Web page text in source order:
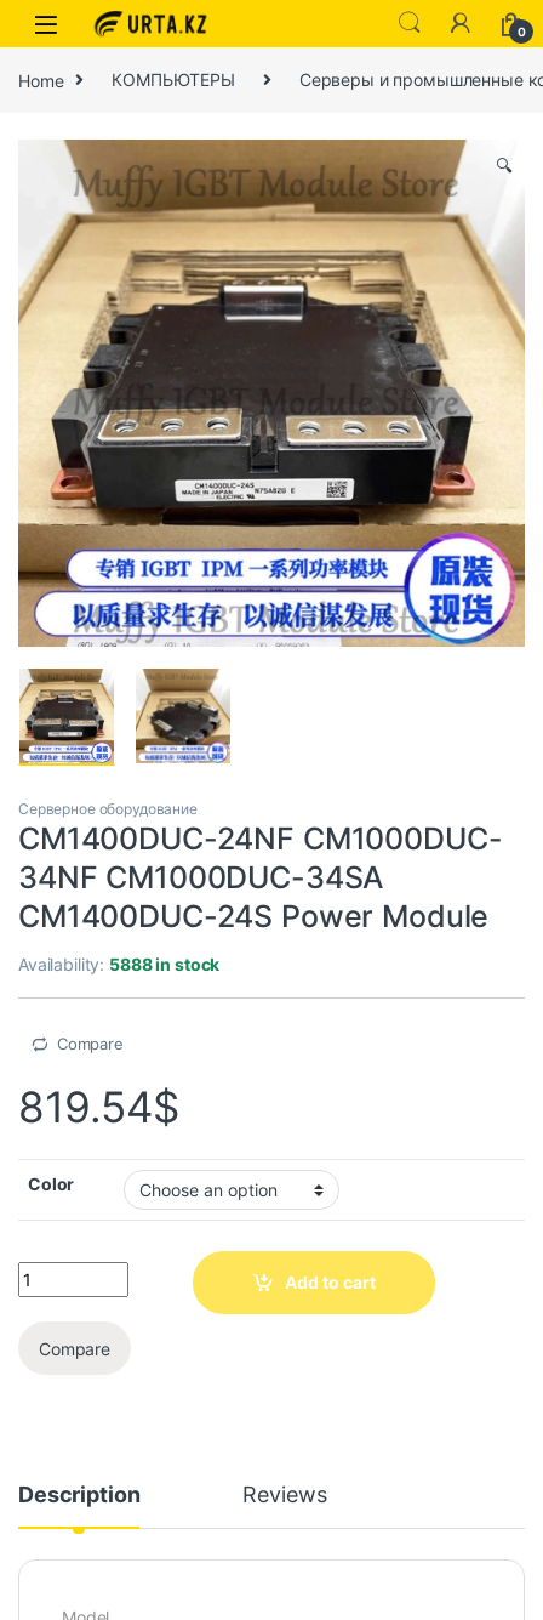
0
Home КОМПЬЮТЕРЫ Серверы и промышленные
🔍
Серверное оборудование
CM1400DUC-24NF CM1000DUC-
34NF CM1000DUC-34SA
CM1400DUC-24S Power Module
Availability: 5888 in stock
Compare
819.54$
Color
Add to cart
Compare
Description Reviews